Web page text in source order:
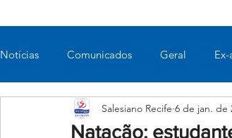
Notícias Comunicados Geral
Fundamental II Ensino Médio
Natação:
Salesiano Recife 6 de jan. de